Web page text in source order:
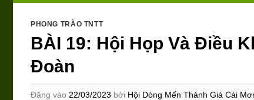
PHONG TRÀO TNTT
BÀI 19: Hội Họp Và Điều
Đoàn
Đăng vào 22/03/2023 bởi Hội Dòng Mến Thánh Giá Cái